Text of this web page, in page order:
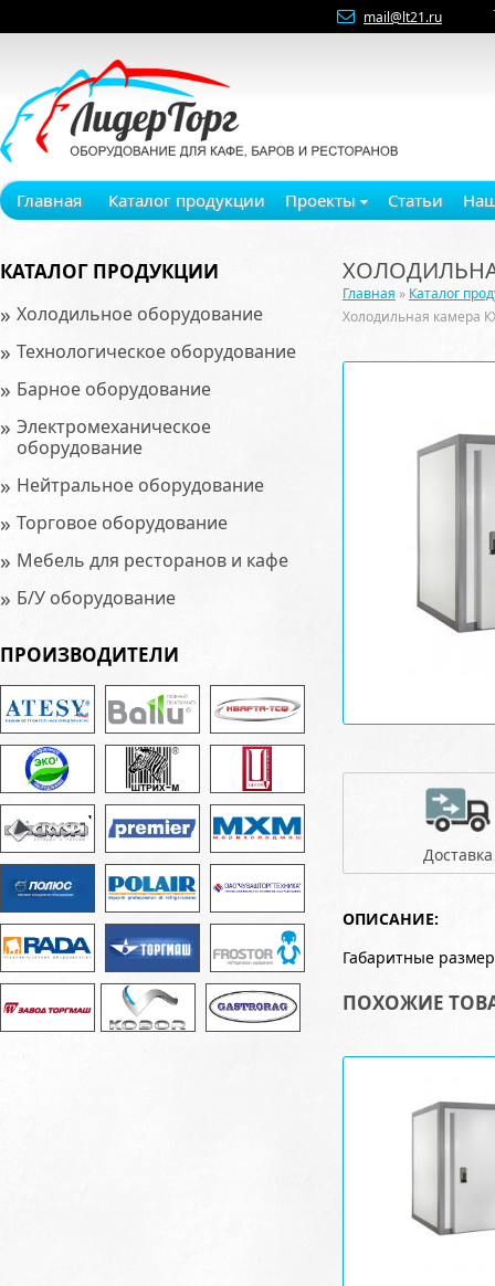
mail@lt21.ru
Главная Каталог продукции Проекты Статьи
КАТАЛОГ ПРОДУКЦИИ
» Холодильное оборудование
» Технологическое оборудование
» Барное оборудование
» Электромеханическое
оборудование
» Нейтральное оборудование
» Торговое оборудование
» Мебель для ресторанов и кафе
» Б/У оборудование
ПРОИЗВОДИТЕЛИ
Главная » Каталог
Холодильная камера
Доставка
ОПИСАНИЕ:
Габаритные
ПОХОЖИЕ